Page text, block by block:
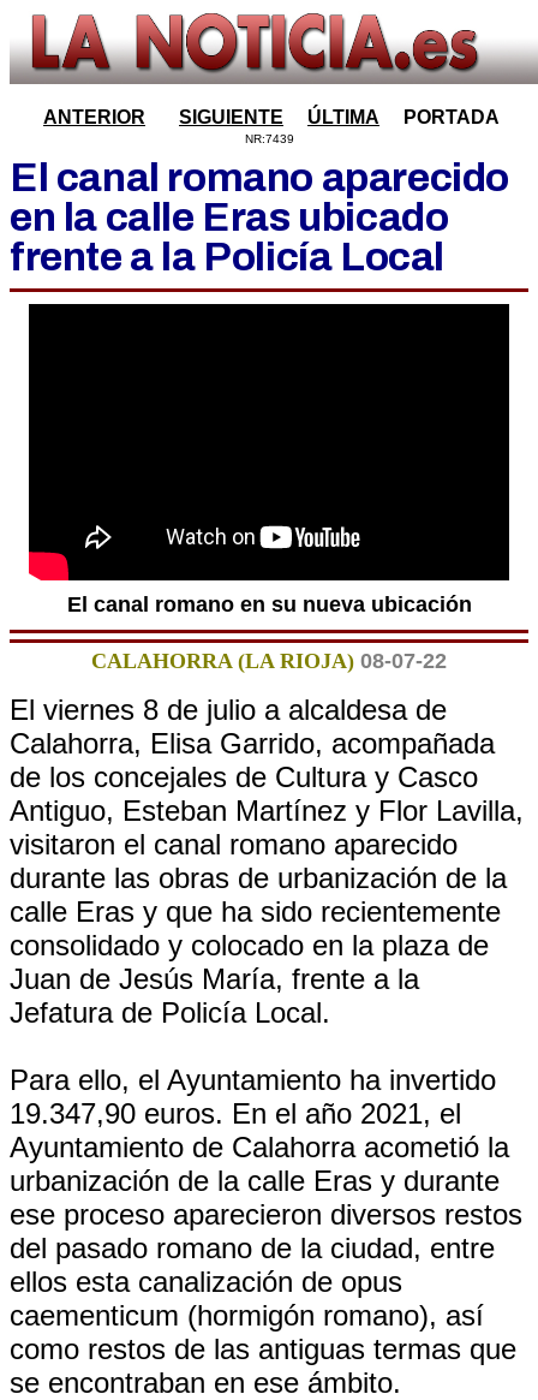
ANTERIOR SIGUIENTE ÚLTIMA PORTADA
NR:7439
El canal romano aparecido
en la calle Eras ubicado
frente a la Policía Local
El canal romano en su nueva ubicación
CALAHORRA (LA RIOJA) 08-07-22
El viernes 8 de julio a alcaldesa de
Calahorra, Elisa Garrido, acompañada
de los concejales de Cultura y Casco
Antiguo, Esteban Martínez y Flor Lavilla,
visitaron el canal romano aparecido
durante las obras de urbanización de la
calle Eras y que ha sido recientemente
consolidado y colocado en la plaza de
Juan de Jesús María, frente a la
Jefatura de Policía Local.
Para ello, el Ayuntamiento ha invertido
19.347,90 euros. En el año 2021, el
Ayuntamiento de Calahorra acometió la
urbanización de la calle Eras y durante
ese proceso aparecieron diversos restos
del pasado romano de la ciudad, entre
ellos esta canalización de opus
caementicum (hormigón romano), así
como restos de las antiguas termas que
se encontraban en ese ámbito.